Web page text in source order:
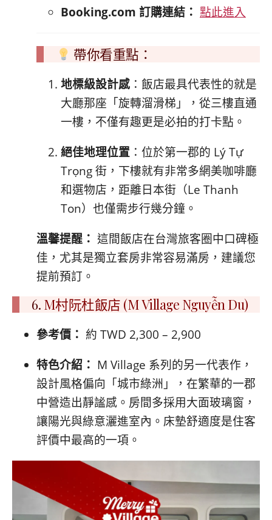
Booking.com 訂購連結： 點此進入
帶你看重點：
地標級設計感 ：飯店最具代表性的就是
大廳那座「旋轉溜滑梯」，從三樓直通
一樓，不僅有趣更是必拍的打卡點。
絕佳地理位置 ：位於第一郡的 Lý Tự
Trọng 街，下樓就有非常多網美咖啡廳
和選物店，距離日本街（Le Thanh
Ton）也僅需步行幾分鐘。
溫馨提醒： 這間飯店在台灣旅客圈中口碑極
佳，尤其是獨立套房非常容易滿房，建議您
提前預訂。
6. M村阮杜飯店 (M Village Nguyễn Du)
參考價： 約 TWD 2,300 – 2,900
特色介紹： M Village 系列的另一代表作，
設計風格偏向「城市綠洲」，在繁華的一郡
中營造出靜謐感。房間多採用大面玻璃窗，
讓陽光與綠意灑進室內。床墊舒適度是住客
評價中最高的一項。